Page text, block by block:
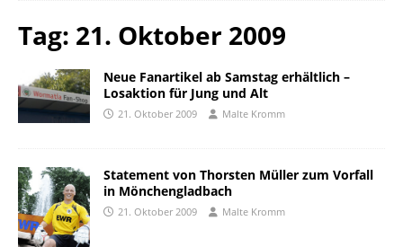
Tag: 21. Oktober 2009
Neue Fanartikel ab Samstag erhältlich –
Losaktion für Jung und Alt
21. Oktober 2009 Malte Kromm
Statement von Thorsten Müller zum Vorfall
in Mönchengladbach
21. Oktober 2009 Malte Kromm